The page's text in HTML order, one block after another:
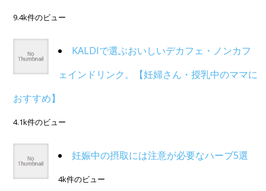
9.4k件のビュー
KALDIで選ぶおいしいデカフェ・ノンカフ
ェインドリンク。【妊婦さん・授乳中のママに
おすすめ】
4.1k件のビュー
妊娠中の摂取には注意が必要なハーブ5選
4k件のビュー